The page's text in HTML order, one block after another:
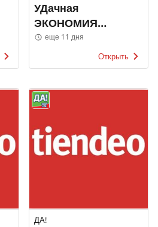
УДачная
ЭКОНОМИЯ
Tupperware
еще 11 дня
Открыть
ДА!